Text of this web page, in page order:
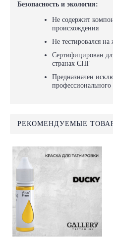
Безопасность и экология:
Не содержит
происхождения
Не тестировался
Сертифицирован
странах СНГ
Предназначен
РЕКОМЕНДУЕМЫЕ